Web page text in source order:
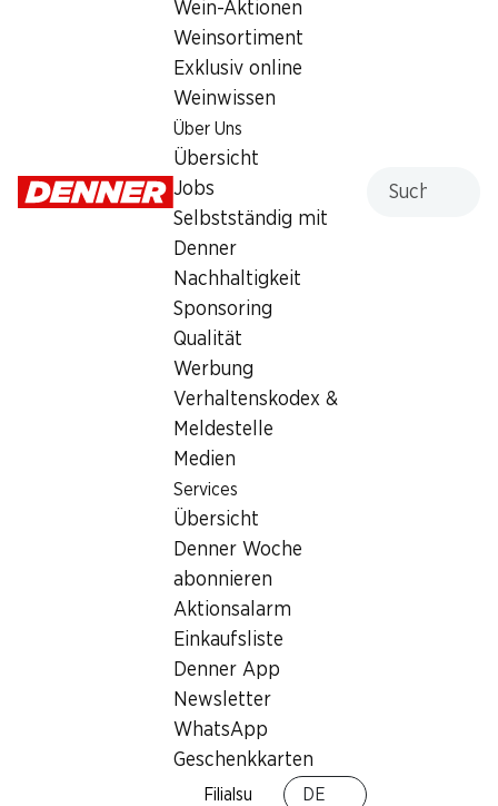
Wein-Aktionen
Weinsortiment
Exklusiv online
Weinwissen
Über Uns
Übersicht
Jobs
Selbstständig mit
Denner
Nachhaltigkeit
Sponsoring
Qualität
Werbung
Verhaltenskodex &
Meldestelle
Medien
Services
Übersicht
Denner Woche
abonnieren
Aktionsalarm
Einkaufsliste
Denner App
Newsletter
WhatsApp
Geschenkkarten
Filialsu
DE
5.10statt 7.65 *
Roland Bretzeli Classic
* Konkurrenzvergleich
Roland Sticks Classic
Wonderful Pistazien Salz &
Wonderful Pistazien
geröstet und gesalzen, 60 g